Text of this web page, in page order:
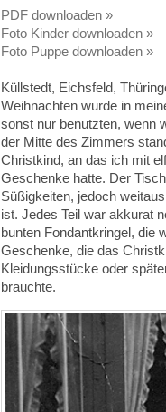
PDF downloaden »
Foto Kinder downloaden »
Foto Puppe downloaden »
Küllstedt, Eichsfeld,
Weihnachten wurde in
sonst nur benutzten, wenn
der Mitte des Zimmers
Christkind, an das ich mit
Geschenke hatte. Der
Süßigkeiten, jedoch
ist. Jedes Teil war akkurat
bunten Fondantkringel, die
Geschenke, die das
Kleidungsstücke oder
brauchte.